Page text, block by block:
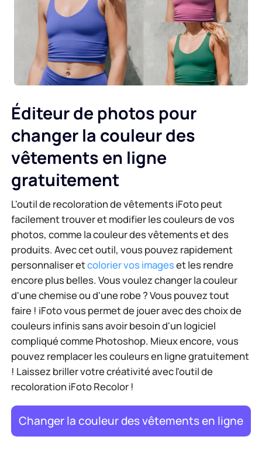
Éditeur de photos pour
changer la couleur des
vêtements en ligne
gratuitement
L'outil de recoloration de vêtements iFoto peut
facilement trouver et modifier les couleurs de vos
photos, comme la couleur des vêtements et des
produits. Avec cet outil, vous pouvez rapidement
personnaliser etcolorier vos imageset les rendre
encore plus belles. Vous voulez changer la couleur
d'une chemise ou d'une robe ? Vous pouvez tout
faire ! iFoto vous permet de jouer avec des choix de
couleurs infinis sans avoir besoin d'un logiciel
compliqué comme Photoshop. Mieux encore, vous
pouvez remplacer les couleurs en ligne gratuitement
! Laissez briller votre créativité avec l'outil de
recoloration iFoto Recolor !
Changer la couleur des vêtements en ligne